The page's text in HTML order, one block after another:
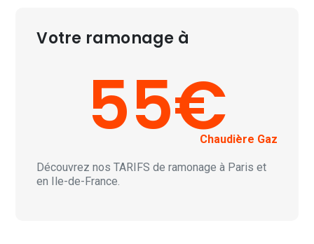
Votre ramonage à
55€Chaudière Gaz
Découvrez nosTARIFS de ramonage à Paris et
en Ile-de-France.